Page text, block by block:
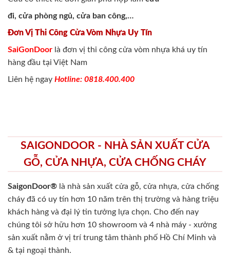
đi, cửa phòng ngủ, cửa ban công,…
Đơn Vị Thi Công Cửa Vòm Nhựa Uy Tín
SaiGonDoor là đơn vị thi công cửa vòm nhựa khá uy tín
hàng đầu tại Việt Nam
Liên hệ ngay Hotline: 0818.400.400
SAIGONDOOR - NHÀ SẢN XUẤT CỬA
GỖ, CỬA NHỰA, CỬA CHỐNG CHÁY
SaigonDoor® là nhà sản xuất cửa gỗ, cửa nhựa, cửa chống
cháy đã có uy tín hơn 10 năm trên thị trường và hàng triệu
khách hàng và đại lý tin tưởng lựa chọn. Cho đến nay
chúng tôi sở hữu hơn 10 showroom và 4 nhà máy - xưởng
sản xuất nằm ở vị trí trung tâm thành phố Hồ Chí Minh và
& tại ngoại thành.